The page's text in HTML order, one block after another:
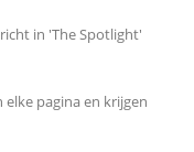
in 'The Spotlight'
pagina en krijgen